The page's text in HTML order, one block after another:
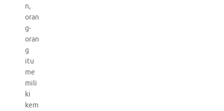
n,
oran
g-
oran
g
itu
me
mili
ki
kem